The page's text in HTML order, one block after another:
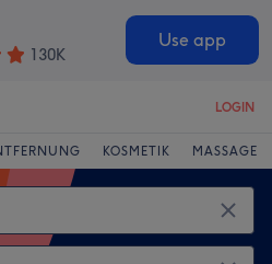
130K
Use app
LOGIN
KOSMETIK MASSAGE